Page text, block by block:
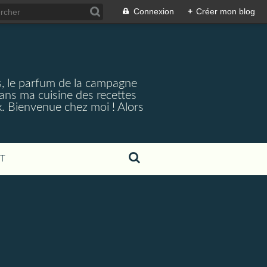
Connexion + Créer mon blog
le parfum de la campagne
ma cuisine des recettes
Bienvenue chez moi ! Alors